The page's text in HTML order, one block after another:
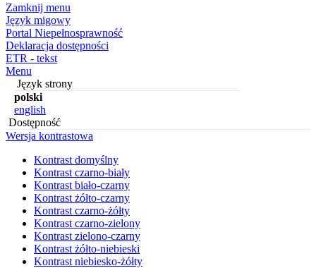
Zamknij menu
Język migowy
Portal Niepełnosprawność
Deklaracja dostępności
ETR - tekst
Menu
Język strony
polski
english
Dostępność
Wersja kontrastowa
Kontrast domyślny
Kontrast czarno-biały
Kontrast biało-czarny
Kontrast żółto-czarny
Kontrast czarno-żółty
Kontrast czarno-zielony
Kontrast zielono-czarny
Kontrast żółto-niebieski
Kontrast niebiesko-żółty